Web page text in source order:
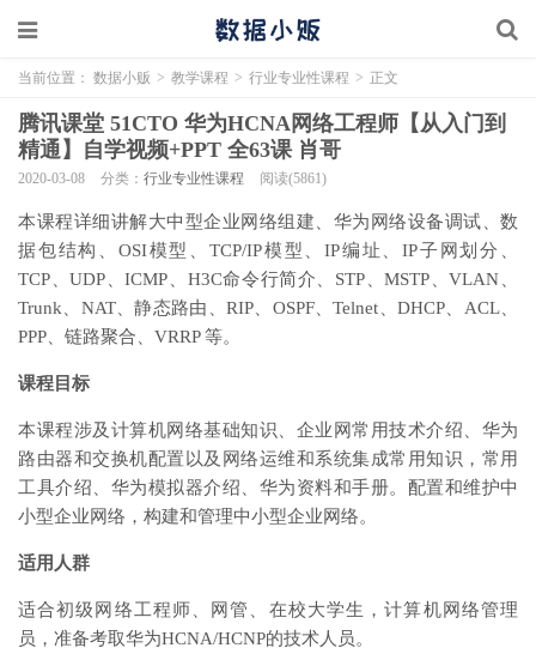
当前位置： 数据小贩 > 教学课程 > 行业专业性课程 > 正文
腾讯课堂 51CTO 华为HCNA网络工程师【从入门到
精通】自学视频+PPT 全63课 肖哥
2020-03-08 分类： 行业专业性课程 阅读(5861)
本课程详细讲解大中型企业网络组建、华为网络设备调试、数
据包结构、OSI模型、TCP/IP模型、IP编址、IP子网划分、
TCP、UDP、ICMP、H3C命令行简介、STP、MSTP、VLAN、
Trunk、NAT、静态路由、RIP、OSPF、Telnet、DHCP、ACL、
PPP、链路聚合、VRRP 等。
课程目标
本课程涉及计算机网络基础知识、企业网常用技术介绍、华为
路由器和交换机配置以及网络运维和系统集成常用知识，常用
工具介绍、华为模拟器介绍、华为资料和手册。配置和维护中
小型企业网络，构建和管理中小型企业网络。
适用人群
适合初级网络工程师、网管、在校大学生，计算机网络管理
员，准备考取华为HCNA/HCNP的技术人员。